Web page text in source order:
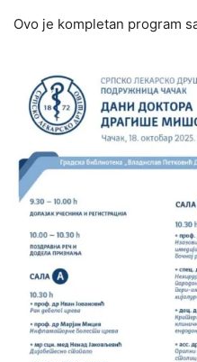
Ovo je kompletan program